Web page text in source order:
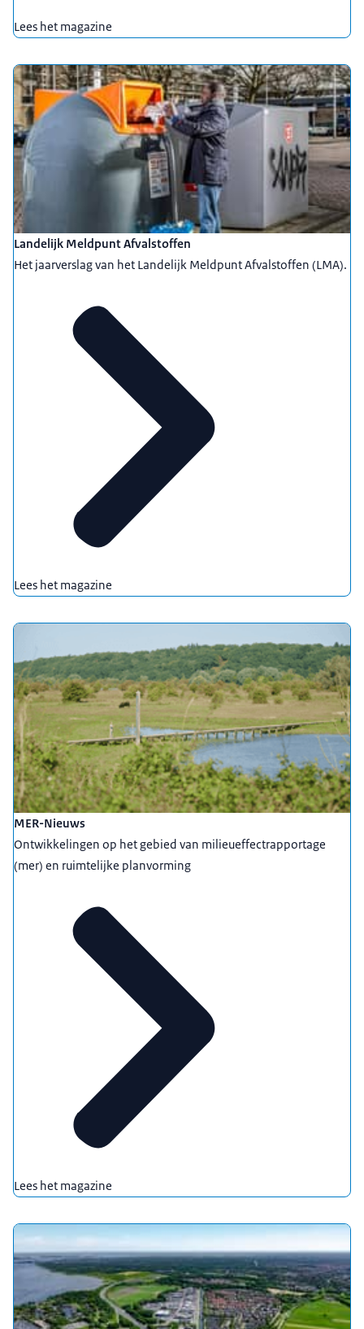
Lees het magazine
Landelijk Meldpunt Afvalstoffen
Het jaarverslag van het Landelijk Meldpunt Afvalstoffen (LMA).
Lees het magazine
MER-Nieuws
Ontwikkelingen op het gebied van milieueffectrapportage
(mer) en ruimtelijke planvorming
Lees het magazine